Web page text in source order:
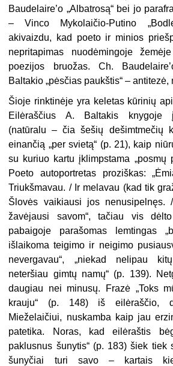
Baudelaire’o „Albatrosą“ bei jo
– Vinco Mykolaičio-Putino
akivaizdu, kad poeto ir minios
nepritapimas nuodėmingoje
poezijos bruožas. Ch.
Baltakio „pėsčias paukštis“ – antitezė,
Šioje rinktinėje yra keletas kūrinių
Eilėraščius A. Baltakis knygoje
(natūralu – čia šešių dešimtmečių
einančią „per svietą“ (p. 21), kaip
su kuriuo kartu įklimpstama „posmų
Poeto autoportretas proziškas:
Triukšmavau. / Ir melavau (kad tik
Šlovės vaikiausi jos nenusipelnęs.
žavėjausi savom“, tačiau vis
pabaigoje parašomas lemtingas
išlaikoma teigimo ir neigimo
nevergavau“, „niekad nelipau
neteršiau gimtų namų“ (p. 139).
daugiau nei minusų. Frazė „Toks
krauju“ (p. 148) iš eilėraščio,
Mieželaičiui, nuskamba kaip jau
patetika. Noras, kad eilėraštis
paklusnus šunytis“ (p. 183) šiek tiek
šunyčiai turi savo – kartais